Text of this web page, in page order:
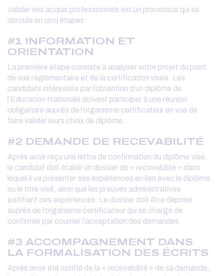
Valider ses acquis professionnels est un processus qui se
déroule en cinq étapes :
#1 INFORMATION ET
ORIENTATION
La première étape consiste à analyser votre projet du point
de vue réglementaire et de la certification visée. Les
candidats intéressés par l’obtention d’un diplôme de
l’Education Nationale doivent participer à une réunion
obligatoire auprès de l’organisme certificateur en vue de
faire valider leurs choix de diplôme.
#2 DEMANDE DE RECEVABILITÉ
Après avoir reçu une lettre de confirmation du diplôme visé,
le candidat doit établir un dossier de « recevabilité » dans
lequel il va présenter ses expériences en lien avec le diplôme
ou le titre visé, ainsi que les preuves administratives
justifiant ces expériences. Le dossier doit être déposé
auprès de l’organisme certificateur qui se charge de
confirmer par courrier l’acceptation des demandes.
#3 ACCOMPAGNEMENT DANS
LA FORMALISATION DES ÉCRITS
Après avoir été notifié de la « recevabilité » de sa demande,